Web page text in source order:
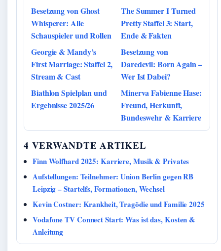
Besetzung von Ghost
Whisperer: Alle
Schauspieler und Rollen
The Summer I Turned
Pretty Staffel 3: Start,
Ende & Fakten
Georgie & Mandy’s
First Marriage: Staffel 2,
Stream & Cast
Besetzung von
Daredevil: Born Again –
Wer Ist Dabei?
Biathlon Spielplan und
Ergebnisse 2025/26
Minerva Fabienne Hase:
Freund, Herkunft,
Bundeswehr & Karriere
4 VERWANDTE ARTIKEL
Finn Wolfhard 2025: Karriere, Musik & Privates
Aufstellungen: Teilnehmer: Union Berlin gegen RB
Leipzig – Startelfs, Formationen, Wechsel
Kevin Costner: Krankheit, Tragödie und Familie 2025
Vodafone TV Connect Start: Was ist das, Kosten &
Anleitung